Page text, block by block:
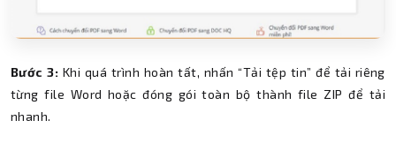
Bước 3: Khi quá trình hoàn tất, nhấn “Tải tệp tin” để tải riêng
từng file Word hoặc đóng gói toàn bộ thành file ZIP để tải
nhanh.